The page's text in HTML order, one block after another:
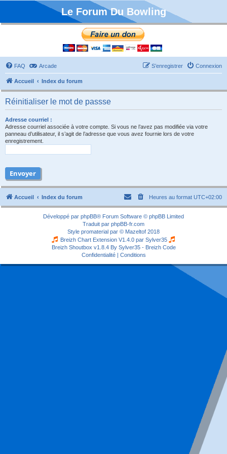
Le Forum Du Bowling
FAQ Arcade Connexion
S’enregistrer
Accueil Index du forum
Réinitialiser le mot de passse
Adresse courriel :
Adresse courriel associée à votre compte. Si vous ne l’avez pas modifiée via votre
panneau d’utilisateur, il s’agit de l’adresse que vous avez fournie lors de votre
enregistrement.
Accueil Index du forum Heures au format UTC+02:00
Développé par phpBB® Forum Software © phpBB Limited
Traduit par phpBB-fr.com
Style promaterial par © Mazeltof 2018
Breizh Chart Extension V1.4.0 par Sylver35
Breizh Shoutbox v1.8.4 By Sylver35 - Breizh Code
Confidentialité| Conditions